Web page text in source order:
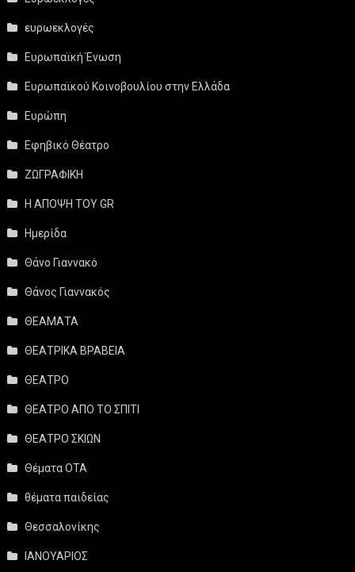
ευρωεκλογές
Ευρωπαϊκή Ένωση
Ευρωπαϊκού Κοινοβουλίου στην Ελλάδα
Ευρώπη
Εφηβικό Θέατρο
ΖΩΓΡΑΦΙΚΗ
Η ΑΠΟΨΗ ΤΟΥ GR
Ημερίδα
Θάνο Γιαννακό
Θάνος Γιαννακός
ΘΕΑΜΑΤΑ
ΘΕΑΤΡΙΚΑ ΒΡΑΒΕΙΑ
ΘΕΑΤΡΟ
ΘΕΑΤΡΟ ΑΠΟ ΤΟ ΣΠΙΤΙ
ΘΕΑΤΡΟ ΣΚΙΩΝ
Θέματα ΟΤΑ
θέματα παιδείας
Θεσσαλονίκης
ΙΑΝΟΥΑΡΙΟΣ